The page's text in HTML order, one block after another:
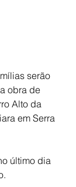
serão
obra de
Alto da
em Serra
último dia